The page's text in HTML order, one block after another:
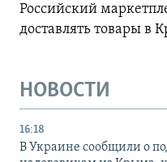
Российский
доставлять товары в
НОВОСТИ
16:18
В Украине сообщили о